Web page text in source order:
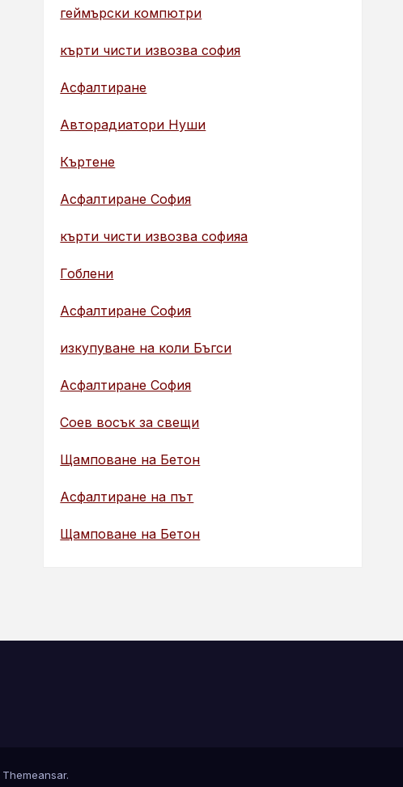
геймърски компютри
кърти чисти извозва софия
Асфалтиране
Авторадиатори Нуши
Къртене
Асфалтиране София
кърти чисти извозва софияа
Гоблени
Асфалтиране София
изкупуване на коли Бъгси
Асфалтиране София
Соев восък за свещи
Щамповане на Бетон
Асфалтиране на път
Щамповане на Бетон
Themeansar.